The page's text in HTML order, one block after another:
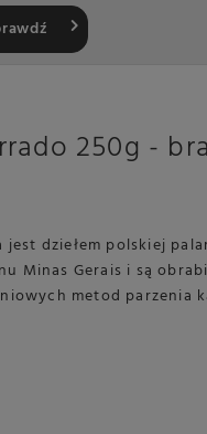
250g -
dziełem polskiej
Minas Gerais i są
metod parzenia